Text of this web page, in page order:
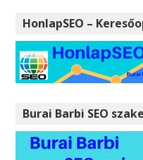
HonlapSEO –
Burai Barbi SEO